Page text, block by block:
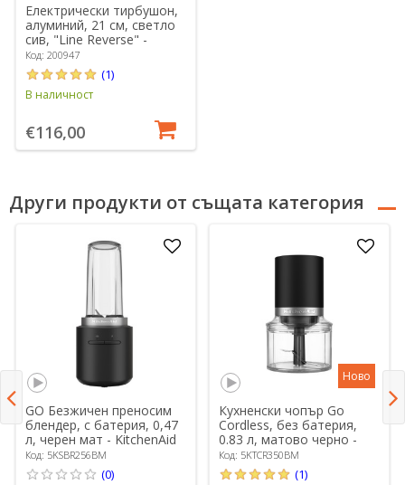
Електрически тирбушон,
алуминий, 21 см, светло
сив, "Line Reverse" -
Peugeot
Код: 200947
(1)
В наличност
€116,00
Други продукти от същата категория
GO Безжичен преносим
блендер, с батерия, 0,47
л, черен мат - KitchenAid
Код: 5KSBR256BM
(0)
Ново
Кухненски чопър Go
Cordless, без батерия,
0.83 л, матово черно -
KitchenAid
Код: 5KTCR350BM
(1)